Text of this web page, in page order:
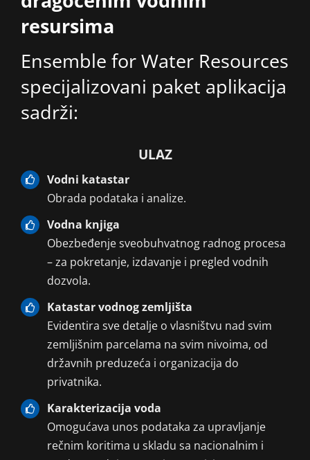
resursima
Ensemble for Water Resources
specijalizovani paket aplikacija
sadrži:
ULAZ
Vodni katastar
Obrada podataka i analize.
Vodna knjiga
Obezbeđenje sveobuhvatnog radnog procesa
– za pokretanje, izdavanje i pregled vodnih
dozvola.
Katastar vodnog zemljišta
Evidentira sve detalje o vlasništvu nad svim
zemljišnim parcelama na svim nivoima, od
državnih preduzeća i organizacija do
privatnika.
Karakterizacija voda
Omogućava unos podataka za upravljanje
rečnim koritima u skladu sa nacionalnim i